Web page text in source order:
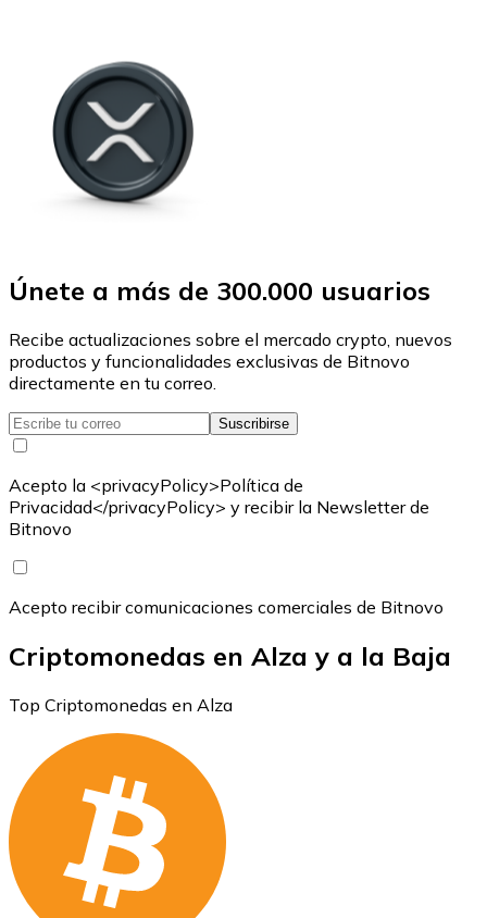
Únete a más de 300.000 usuarios
Recibe actualizaciones sobre el mercado crypto, nuevos
productos y funcionalidades exclusivas de Bitnovo
directamente en tu correo.
Suscribirse
Acepto la <privacyPolicy>Política de
Privacidad</privacyPolicy> y recibir la Newsletter de
Bitnovo
Acepto recibir comunicaciones comerciales de Bitnovo
Criptomonedas en Alza y a la Baja
Top Criptomonedas en Alza